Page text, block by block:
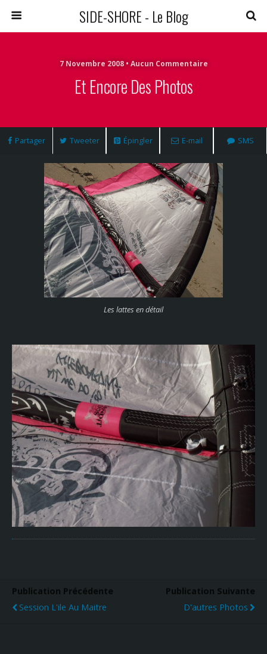
SIDE-SHORE - Le Blog
7 Novembre 2008 • Aucun Commentaire
Et Encore Des Photos
Partager Tweeter Épingler E-mail SMS
Les lattes en détail
Publication Précédente
Session L'ile Au Maitre
Publication Suivante
D'autres Photos